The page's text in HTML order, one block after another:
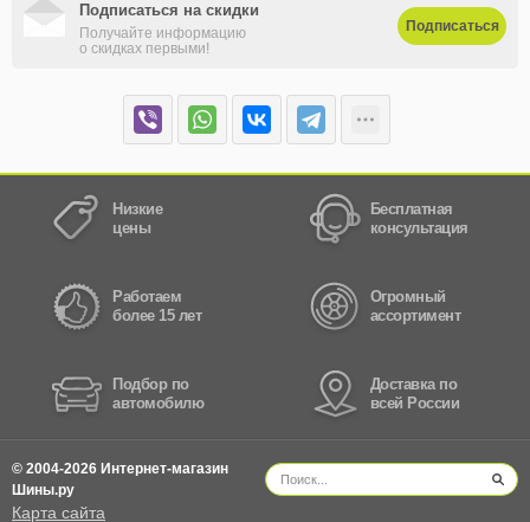
Подписаться на скидки
Получайте информацию
о скидках первыми!
Подписаться
Низкие
цены
Бесплатная
консультация
Работаем
более 15 лет
Огромный
ассортимент
Подбор по
автомобилю
Доставка по
всей России
© 2004-2026 Интернет-магазин
Шины.ру
Карта сайта